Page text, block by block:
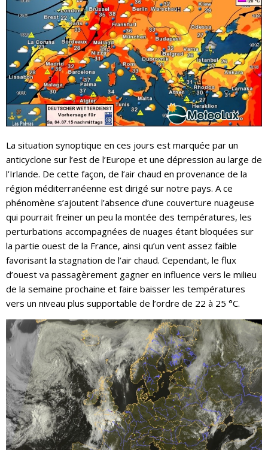
La situation synoptique en ces jours est marquée par un
anticyclone sur l’est de l’Europe et une dépression au large de
l’Irlande. De cette façon, de l’air chaud en provenance de la
région méditerranéenne est dirigé sur notre pays. A ce
phénomène s’ajoutent l’absence d’une couverture nuageuse
qui pourrait freiner un peu la montée des températures, les
perturbations accompagnées de nuages étant bloquées sur
la partie ouest de la France, ainsi qu’un vent assez faible
favorisant la stagnation de l’air chaud. Cependant, le flux
d’ouest va passagèrement gagner en influence vers le milieu
de la semaine prochaine et faire baisser les températures
vers un niveau plus supportable de l’ordre de 22 à 25 °C.